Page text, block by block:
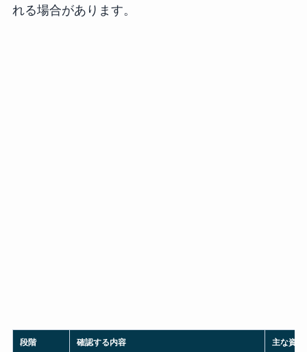
れる場合があります。
段階 確認する内容 主な資料